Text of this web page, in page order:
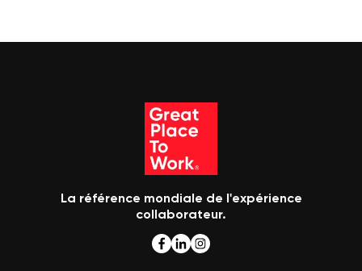
La référence mondiale de l'expérience
collaborateur.